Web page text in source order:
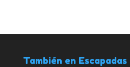
También en